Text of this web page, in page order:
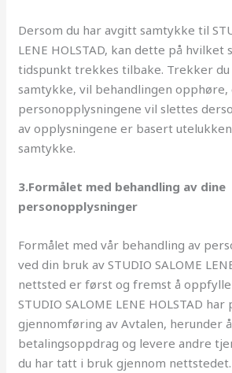
Dersom du har avgitt samtykke til
LENE HOLSTAD, kan dette på hvilket
tidspunkt trekkes tilbake. Trekker
samtykke, vil behandlingen opphøre,
personopplysningene vil slettes
av opplysningene er basert
samtykke.
3.Formålet med behandling av dine
personopplysninger
Formålet med vår behandling av
ved din bruk av STUDIO SALOME
nettsted er først og fremst å
STUDIO SALOME LENE HOLSTAD
gjennomføring av Avtalen, herunder
betalingsoppdrag og levere andre
du har tatt i bruk gjennom nettstedet.